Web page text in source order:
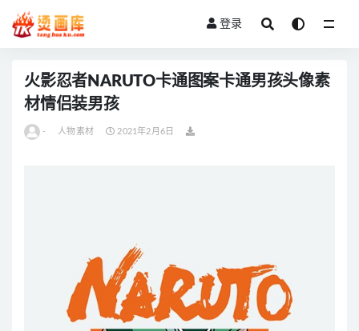
登录
火影忍者NARUTO卡通图案卡通男孩头像素
材情侣装男孩
- 人物素材 2021年2月6日